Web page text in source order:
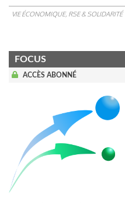
VIE ÉCONOMIQUE, RSE & SOLIDARITÉ
FOCUS
ACCÈS ABONNÉ